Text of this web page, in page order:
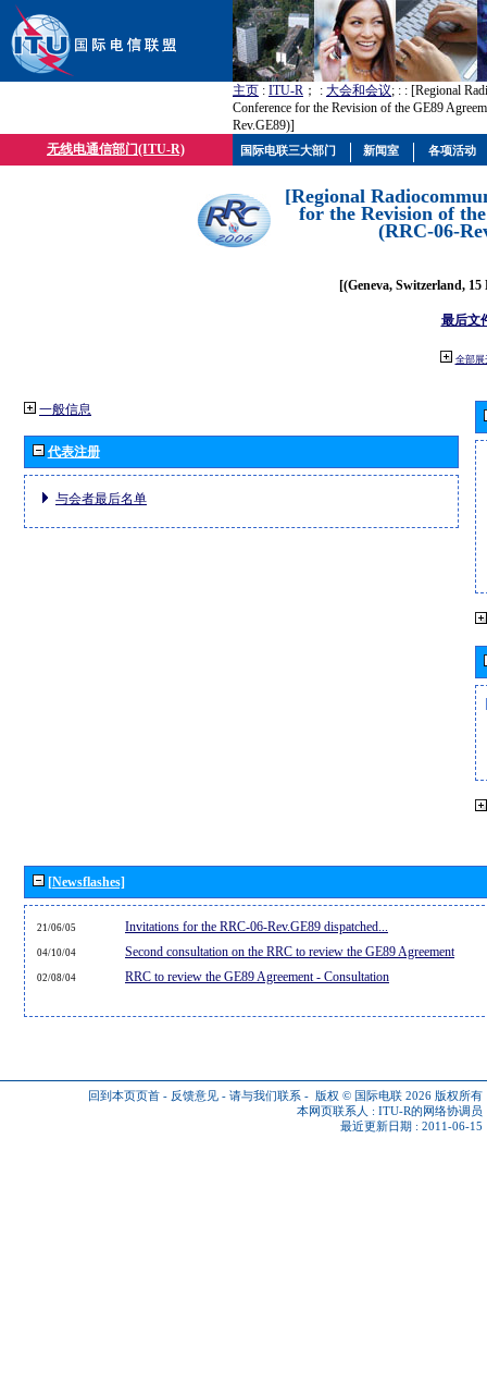
主页 : ITU-R ； : 大会和会议; : : [Regional
Conference for the Revision of the GE89
Rev.GE89)]
无线电通信部门(ITU-R)
[Regional
for the Revision of
(RRC-06-
[(Geneva, Switzerland, 15
最后文
全部展
一般信息
代表注册
与会者最后名单
[Newsflashes]
21/06/05 Invitations for the RRC-06-Rev.GE89 dispatched...
04/10/04 Second consultation on the RRC to review the GE89 Agreement
02/08/04 RRC to review the GE89 Agreement - Consultation
回到本页页首 - 反馈意见 - 请与我们联系 - 版权 © 国际电联 2026 版权所有
本网页联系人 : ITU-R的网络协调员
最近更新日期 : 2011-06-15
国际电联三大部门 新闻室 各项活动